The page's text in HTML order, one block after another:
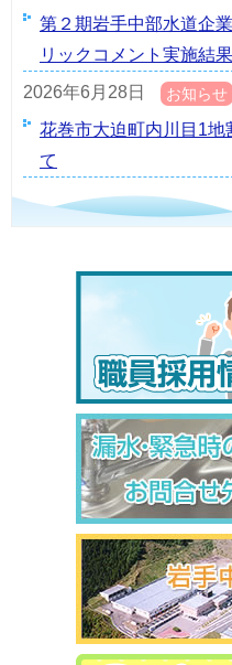
第２期岩手中部水道企
リックコメント実施結
2026年6月28日
お知らせ
花巻市大迫町内川目1
て